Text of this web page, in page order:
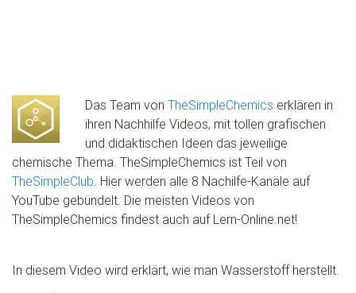
Das Team von TheSimpleChemics erklären in
ihren Nachhilfe Videos, mit tollen grafischen
und didaktischen Ideen das jeweilige
chemische Thema. TheSimpleChemics ist Teil von
TheSimpleClub. Hier werden alle 8 Nachilfe-Kanäle auf
YouTube gebündelt. Die meisten Videos von
TheSimpleChemics findest auch auf Lern-Online.net!
In diesem Video wird erklärt, wie man Wasserstoff herstellt.